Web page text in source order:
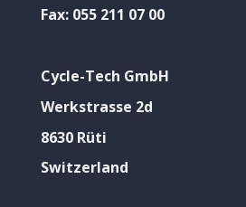
Fax: 055 211 07 00
Cycle-Tech GmbH
Werkstrasse 2d
8630 Rüti
Switzerland